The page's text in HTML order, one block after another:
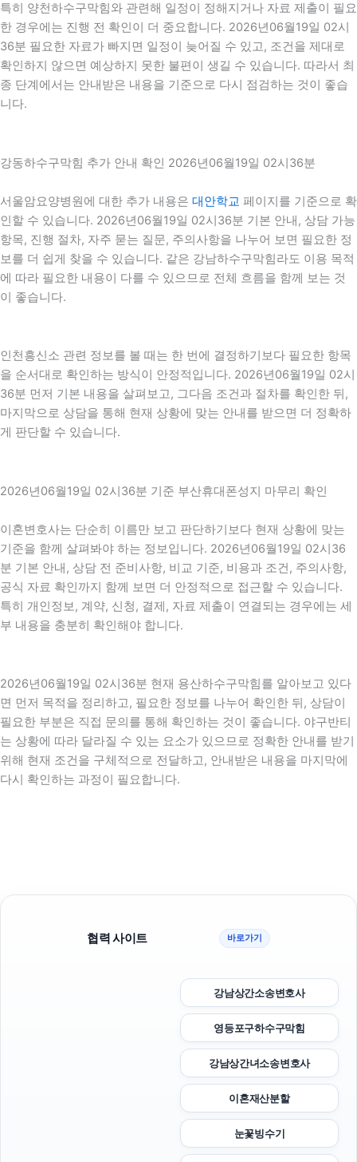
특히 양천하수구막힘와 관련해 일정이 정해지거나 자료 제출이 필요
한 경우에는 진행 전 확인이 더 중요합니다. 2026년06월19일 02시
36분 필요한 자료가 빠지면 일정이 늦어질 수 있고, 조건을 제대로
확인하지 않으면 예상하지 못한 불편이 생길 수 있습니다. 따라서 최
종 단계에서는 안내받은 내용을 기준으로 다시 점검하는 것이 좋습
니다.
강동하수구막힘 추가 안내 확인 2026년06월19일 02시36분
서울암요양병원에 대한 추가 내용은 대안학교 페이지를 기준으로 확
인할 수 있습니다. 2026년06월19일 02시36분 기본 안내, 상담 가능
항목, 진행 절차, 자주 묻는 질문, 주의사항을 나누어 보면 필요한 정
보를 더 쉽게 찾을 수 있습니다. 같은 강남하수구막힘라도 이용 목적
에 따라 필요한 내용이 다를 수 있으므로 전체 흐름을 함께 보는 것
이 좋습니다.
인천흥신소 관련 정보를 볼 때는 한 번에 결정하기보다 필요한 항목
을 순서대로 확인하는 방식이 안정적입니다. 2026년06월19일 02시
36분 먼저 기본 내용을 살펴보고, 그다음 조건과 절차를 확인한 뒤,
마지막으로 상담을 통해 현재 상황에 맞는 안내를 받으면 더 정확하
게 판단할 수 있습니다.
2026년06월19일 02시36분 기준 부산휴대폰성지 마무리 확인
이혼변호사는 단순히 이름만 보고 판단하기보다 현재 상황에 맞는
기준을 함께 살펴봐야 하는 정보입니다. 2026년06월19일 02시36
분 기본 안내, 상담 전 준비사항, 비교 기준, 비용과 조건, 주의사항,
공식 자료 확인까지 함께 보면 더 안정적으로 접근할 수 있습니다.
특히 개인정보, 계약, 신청, 결제, 자료 제출이 연결되는 경우에는 세
부 내용을 충분히 확인해야 합니다.
2026년06월19일 02시36분 현재 용산하수구막힘를 알아보고 있다
면 먼저 목적을 정리하고, 필요한 정보를 나누어 확인한 뒤, 상담이
필요한 부분은 직접 문의를 통해 확인하는 것이 좋습니다. 야구반티
는 상황에 따라 달라질 수 있는 요소가 있으므로 정확한 안내를 받기
위해 현재 조건을 구체적으로 전달하고, 안내받은 내용을 마지막에
다시 확인하는 과정이 필요합니다.
협력 사이트 바로가기
강남상간소송변호사
영등포구하수구막힘
강남상간녀소송변호사
이혼재산분할
눈꽃빙수기